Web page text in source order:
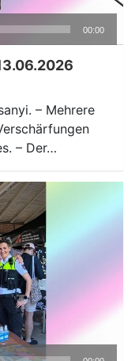
00:00
– Mehrere
– Der…